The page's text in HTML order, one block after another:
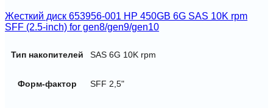
Жесткий диск 653956-001 HP 450GB 6G SAS 10K rpm
SFF (2.5-inch) for gen8/gen9/gen10
Тип накопителей SAS 6G 10K rpm
Форм-фактор SFF 2,5"